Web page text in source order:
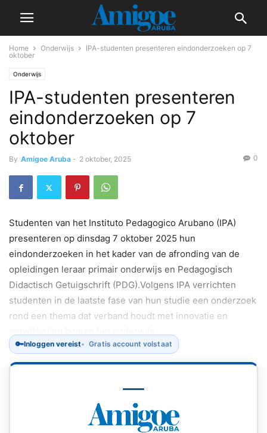
Home Onderwijs
IPA-studenten presenteren eindonderzoeken op 7
oktober
Onderwijs
IPA-studenten presenteren
eindonderzoeken op 7
oktober
By Amigoe Aruba - 2 oktober, 2025 0
Studenten van het Instituto Pedagogico Arubano (IPA)
presenteren op dinsdag 7 oktober 2025 hun
eindonderzoeken in het kader van de afronding van de
opleidingen leraar primair onderwijs en Pedagogisch
Didactisch Getuigschrift (PDG).Volgens IPA verrichten
studenten in de laatste fase van hun studie een onderzoek
rond een thema dat verband houdt met innovatie en
🔑Inloggen vereist Gratis account volstaat